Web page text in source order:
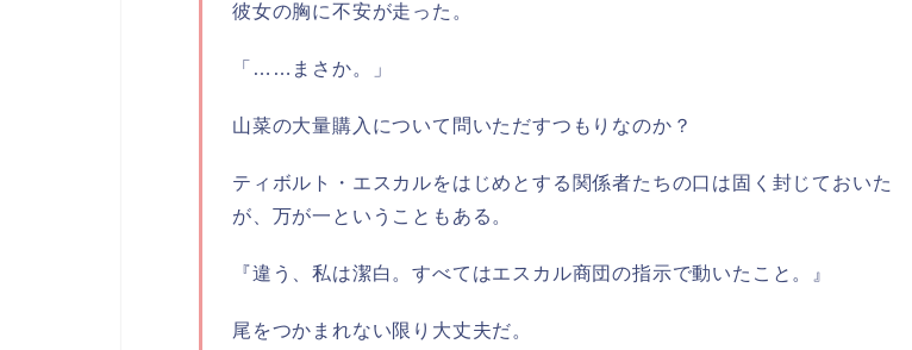
彼女の胸に不安が走った。
「……まさか。」
山菜の大量購入について問いただすつもりなのか？
ティボルト・エスカルをはじめとする関係者たちの口は固く封じておいた
が、万が一ということもある。
『違う、私は潔白。すべてはエスカル商団の指示で動いたこと。』
尾をつかまれない限り大丈夫だ。